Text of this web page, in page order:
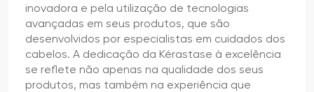
inovadora e pela utilização de tecnologias
avançadas em seus produtos, que são
desenvolvidos por especialistas em cuidados dos
cabelos. A dedicação da Kérastase à excelência
se reflete não apenas na qualidade dos seus
produtos, mas também na experiência que